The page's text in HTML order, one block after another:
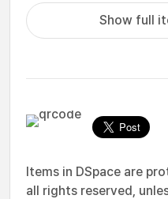
Show full
Items in DSpace are
all rights reserved,